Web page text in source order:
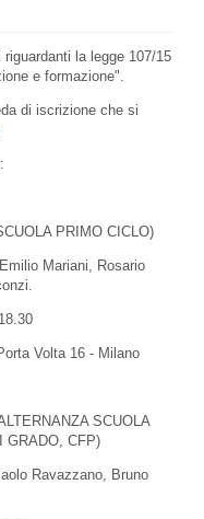
la legge 107/15
e formazione".
di iscrizione che si
PRIMO CICLO)
Mariani, Rosario
Volta 16 - Milano
SCUOLA
GRADO, CFP)
Ravazzano, Bruno